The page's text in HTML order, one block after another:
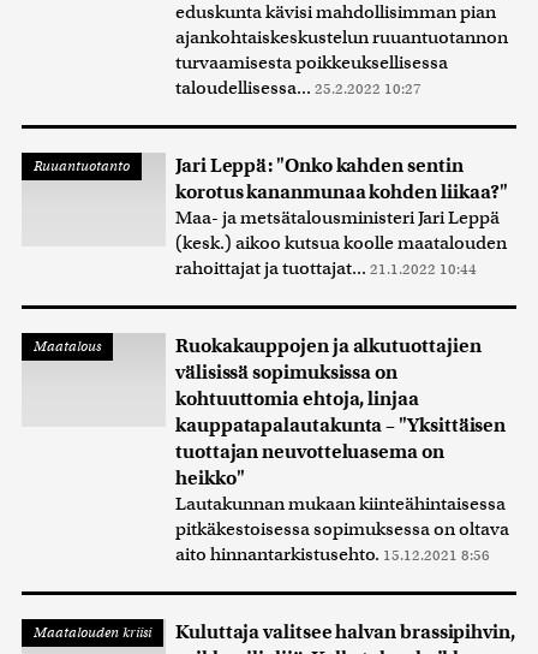
eduskunta kävisi mahdollisimman pian
ajankohtaiskeskustelun ruuantuotannon
turvaamisesta poikkeuksellisessa
taloudellisessa... 25.2.2022 10:27
Ruuantuotanto
Jari Leppä: "Onko kahden sentin
korotus kananmunaa kohden liikaa?"
Maa- ja metsätalousministeri Jari Leppä
(kesk.) aikoo kutsua koolle maatalouden
rahoittajat ja tuottajat... 21.1.2022 10:44
Maatalous
Ruokakauppojen ja alkutuottajien
välisissä sopimuksissa on
kohtuuttomia ehtoja, linjaa
kauppatapalautakunta – "Yksittäisen
tuottajan neuvotteluasema on
heikko"
Lautakunnan mukaan kiinteähintaisessa
pitkäkestoisessa sopimuksessa on oltava
aito hinnantarkistusehto. 15.12.2021 8:56
Maatalouden kriisi
Kuluttaja valitsee halvan brassipihvin,